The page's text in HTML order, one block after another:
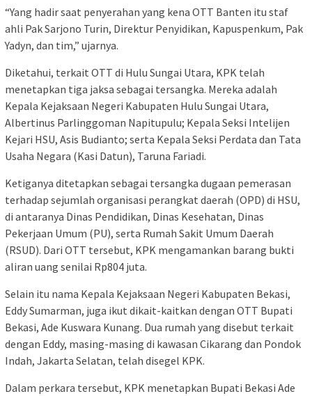
“Yang hadir saat penyerahan yang kena OTT Banten itu staf
ahli Pak Sarjono Turin, Direktur Penyidikan, Kapuspenkum, Pak
Yadyn, dan tim,” ujarnya.
Diketahui, terkait OTT di Hulu Sungai Utara, KPK telah
menetapkan tiga jaksa sebagai tersangka. Mereka adalah
Kepala Kejaksaan Negeri Kabupaten Hulu Sungai Utara,
Albertinus Parlinggoman Napitupulu; Kepala Seksi Intelijen
Kejari HSU, Asis Budianto; serta Kepala Seksi Perdata dan Tata
Usaha Negara (Kasi Datun), Taruna Fariadi.
Ketiganya ditetapkan sebagai tersangka dugaan pemerasan
terhadap sejumlah organisasi perangkat daerah (OPD) di HSU,
di antaranya Dinas Pendidikan, Dinas Kesehatan, Dinas
Pekerjaan Umum (PU), serta Rumah Sakit Umum Daerah
(RSUD). Dari OTT tersebut, KPK mengamankan barang bukti
aliran uang senilai Rp804 juta.
Selain itu nama Kepala Kejaksaan Negeri Kabupaten Bekasi,
Eddy Sumarman, juga ikut dikait-kaitkan dengan OTT Bupati
Bekasi, Ade Kuswara Kunang. Dua rumah yang disebut terkait
dengan Eddy, masing-masing di kawasan Cikarang dan Pondok
Indah, Jakarta Selatan, telah disegel KPK.
Dalam perkara tersebut, KPK menetapkan Bupati Bekasi Ade